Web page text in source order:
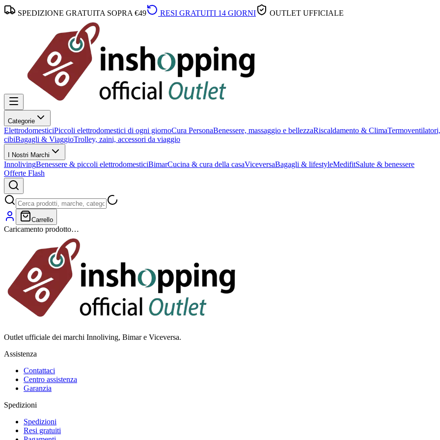
SPEDIZIONE GRATUITA SOPRA €49 RESI GRATUITI 14 GIORNI OUTLET UFFICIALE
Categorie
ElettrodomesticiPiccoli elettrodomestici di ogni giornoCura PersonaBenessere, massaggio e bellezzaRiscaldamento & Clima
cibiBagagli & ViaggioTrolley, zaini, accessori da viaggio
I Nostri Marchi
InnolivingBenessere & piccoli elettrodomesticiBimarCucina & cura della casaViceversaBagagli & lifestyleMedifitSalute & benessere
Offerte Flash
Carrello
Caricamento prodotto…
Outlet ufficiale dei marchi Innoliving, Bimar e Viceversa.
Assistenza
Contattaci
Centro assistenza
Garanzia
Spedizioni
Spedizioni
Resi gratuiti